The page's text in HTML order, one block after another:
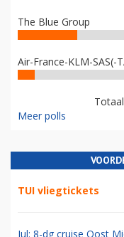
The Blue Group
Air-France-KLM-SAS(-
Meer polls
TUI vliegtickets
Jul: 8-dg cruise Oost